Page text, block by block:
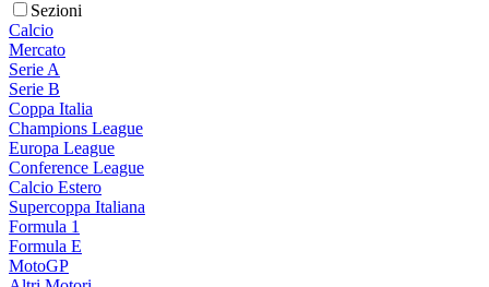
Sezioni
Calcio
Mercato
Serie A
Serie B
Coppa Italia
Champions League
Europa League
Conference League
Calcio Estero
Supercoppa Italiana
Formula 1
Formula E
MotoGP